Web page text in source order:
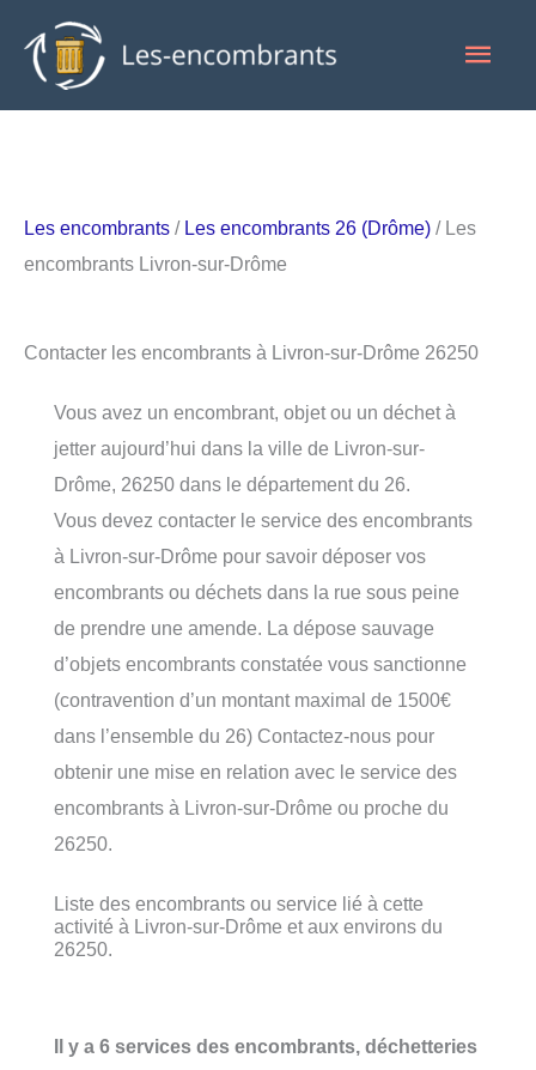
contenu
Les encombrants / Les encombrants 26 (Drôme) / Les
encombrants Livron-sur-Drôme
Contacter les encombrants à Livron-sur-Drôme 26250
Vous avez un encombrant, objet ou un déchet à
jetter aujourd’hui dans la ville de Livron-sur-
Drôme, 26250 dans le département du 26.
Vous devez contacter le service des encombrants
à Livron-sur-Drôme pour savoir déposer vos
encombrants ou déchets dans la rue sous peine
de prendre une amende. La dépose sauvage
d’objets encombrants constatée vous sanctionne
(contravention d’un montant maximal de 1500€
dans l’ensemble du 26) Contactez-nous pour
obtenir une mise en relation avec le service des
encombrants à Livron-sur-Drôme ou proche du
26250.
Liste des encombrants ou service lié à cette
activité à Livron-sur-Drôme et aux environs du
26250.
Il y a 6 services des encombrants, déchetteries